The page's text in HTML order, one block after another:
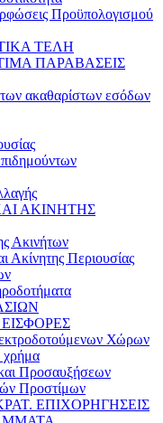
Προϋπολογισμού
ΤΕΛΗ
ΠΑΡΑΒΑΣΕΙΣ
ακαθαρίστων εσόδων
ΑΚΙΝΗΤΗΣ
Ακινήτων
Ακίνητης Περιουσίας
Χώρων
χρήμα
Προσαυξήσεων
Προστίμων
ΕΠΙΧΟΡΗΓΗΣΕΙΣ